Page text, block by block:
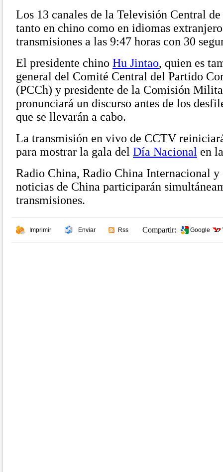
Los 13 canales de la Televisión Central
tanto en chino como en idiomas
transmisiones a las 9:47 horas con 30
El presidente chino Hu Jintao, quien es
general del Comité Central del Partido
(PCCh) y presidente de la Comisión
pronunciará un discurso antes de los
que se llevarán a cabo.
La transmisión en vivo de CCTV
para mostrar la gala del Día Nacional en
Radio China, Radio China Internacional y
noticias de China participarán
transmisiones.
Imprimir Enviar Rss Compartir: Google